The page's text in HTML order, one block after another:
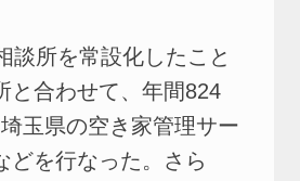
所を常設化したこと
と合わせて、年間824
玉県の空き家管理サー
どを行なった。さら